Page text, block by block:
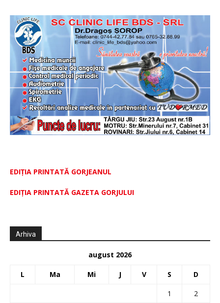
EDIȚIA PRINTATĂ GORJEANUL
EDIŢIA PRINTATĂ GAZETA GORJULUI
Arhiva
august 2026
L Ma Mi J V S D
1 2